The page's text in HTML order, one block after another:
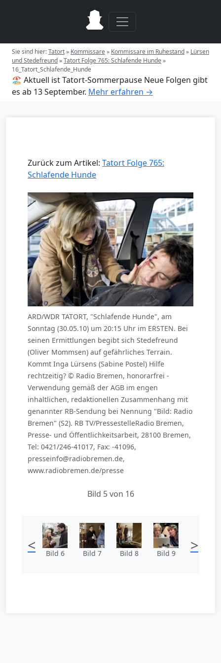
Sie sind hier:Tatort» Kommissare» Kommissare im Ruhestand» Lürsen
und Stedefreund»Tatort Folge 765: Schlafende Hunde»
16_Tatort_Schlafende_Hunde
🏖️ Aktuell ist Tatort-Sommerpause Neue Folgen gibt
es ab 13 September. Mehr erfahren →
Zurück zum Artikel: Tatort Folge 765:
Schlafende Hunde
ARD/WDR TATORT, "Schlafende Hunde", am
Sonntag (30.05.10) um 20:15 Uhr im ERSTEN. Bei
seinen Ermittlungen begibt sich Stedefreund
(Oliver Mommsen) auf gefährliches Terrain.
Kommt Inga Lürsens (Sabine Postel) Hilfe
rechtzeitig? © Radio Bremen, honorarfrei -
Verwendung gemäß der AGB im engen
inhaltlichen, redaktionellen Zusammenhang mit
genannter RB-Sendung bei Nennung "Bild: Radio
Bremen" (S2). RB TV/PressestelleRadio Bremen,
Presse- und Öffentlichkeitsarbeit, 28100 Bremen,
Tel: 0421/246-41017, Fax: -41096,
presseinfo@radiobremen.de,
www.radiobremen.de/presse
Bild 5 von 16
< Bild 6 Bild 7 Bild 8 Bild 9 >